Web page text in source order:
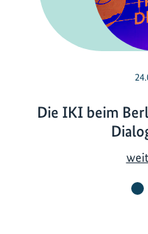
Die IKI beim